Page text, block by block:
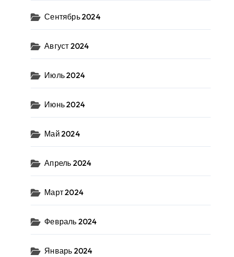
Сентябрь 2024
Август 2024
Июль 2024
Июнь 2024
Май 2024
Апрель 2024
Март 2024
Февраль 2024
Январь 2024